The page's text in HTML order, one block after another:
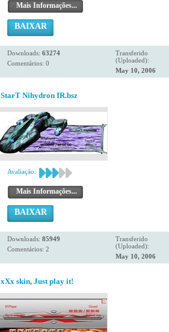
Mais Informações...
BAIXAR
Downloads: 63274
Comentários: 0
Transferido
(Uploaded):
May 10, 2006
StarT Nihydron IR.bsz
Avaliação:
Mais Informações...
BAIXAR
Downloads: 85949
Comentários: 2
Transferido
(Uploaded):
May 10, 2006
xXx skin, Just play it!